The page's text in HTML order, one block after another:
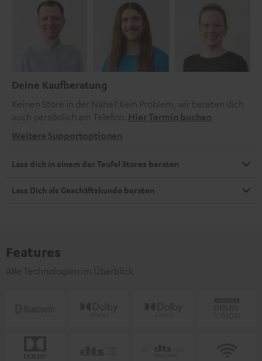
Deine Kaufberatung
Keinen Store in der Nähe? Kein Problem, wir beraten dich
auch persönlich am Telefon. Hier Termin buchen
Weitere Supportoptionen
Lass dich in einem der Teufel Stores beraten
Lass Dich als Geschäftskunde beraten
Features
Alle Technologien im Überblick